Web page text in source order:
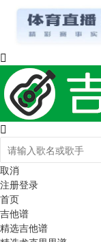
取消
注册登录
首页
吉他谱
精选吉他谱